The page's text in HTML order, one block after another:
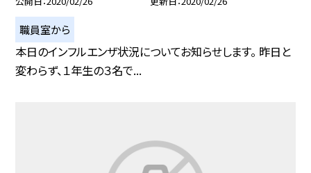
職員室から
本日のインフルエンザ状況についてお知らせします。 昨日と
変わらず、１年生の３名で...